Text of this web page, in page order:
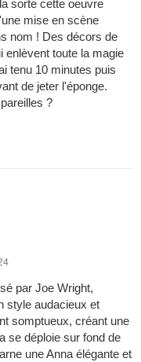
sorte cette oeuvre
mise en scène
nom ! Des décors de
enlèvent toute la magie
tenu 10 minutes puis
de jeter l'éponge.
?
par Joe Wright,
style audacieux et
somptueux, créant une
se déploie sur fond de
une Anna élégante et